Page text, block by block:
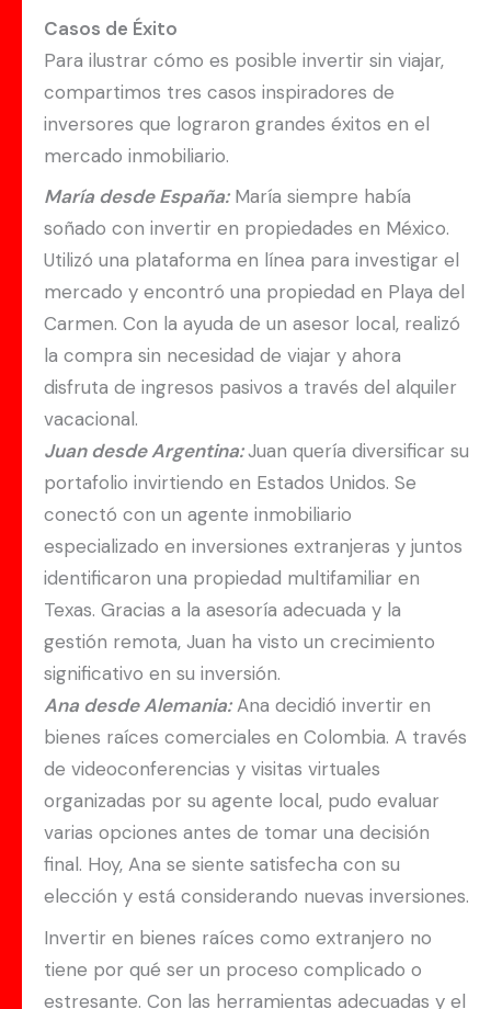
Casos de Éxito
Para ilustrar cómo es posible invertir sin viajar,
compartimos tres casos inspiradores de
inversores que lograron grandes éxitos en el
mercado inmobiliario.
María desde España:María siempre había
soñado con invertir en propiedades en México.
Utilizó una plataforma en línea para investigar el
mercado y encontró una propiedad en Playa del
Carmen. Con la ayuda de un asesor local, realizó
la compra sin necesidad de viajar y ahora
disfruta de ingresos pasivos a través del alquiler
vacacional.
Juan desde Argentina:Juan quería diversificar su
portafolio invirtiendo en Estados Unidos. Se
conectó con un agente inmobiliario
especializado en inversiones extranjeras y juntos
identificaron una propiedad multifamiliar en
Texas. Gracias a la asesoría adecuada y la
gestión remota, Juan ha visto un crecimiento
significativo en su inversión.
Ana desde Alemania:Ana decidió invertir en
bienes raíces comerciales en Colombia. A través
de videoconferencias y visitas virtuales
organizadas por su agente local, pudo evaluar
varias opciones antes de tomar una decisión
final. Hoy, Ana se siente satisfecha con su
elección y está considerando nuevas inversiones.
Invertir en bienes raíces como extranjero no
tiene por qué ser un proceso complicado o
estresante. Con las herramientas adecuadas y el